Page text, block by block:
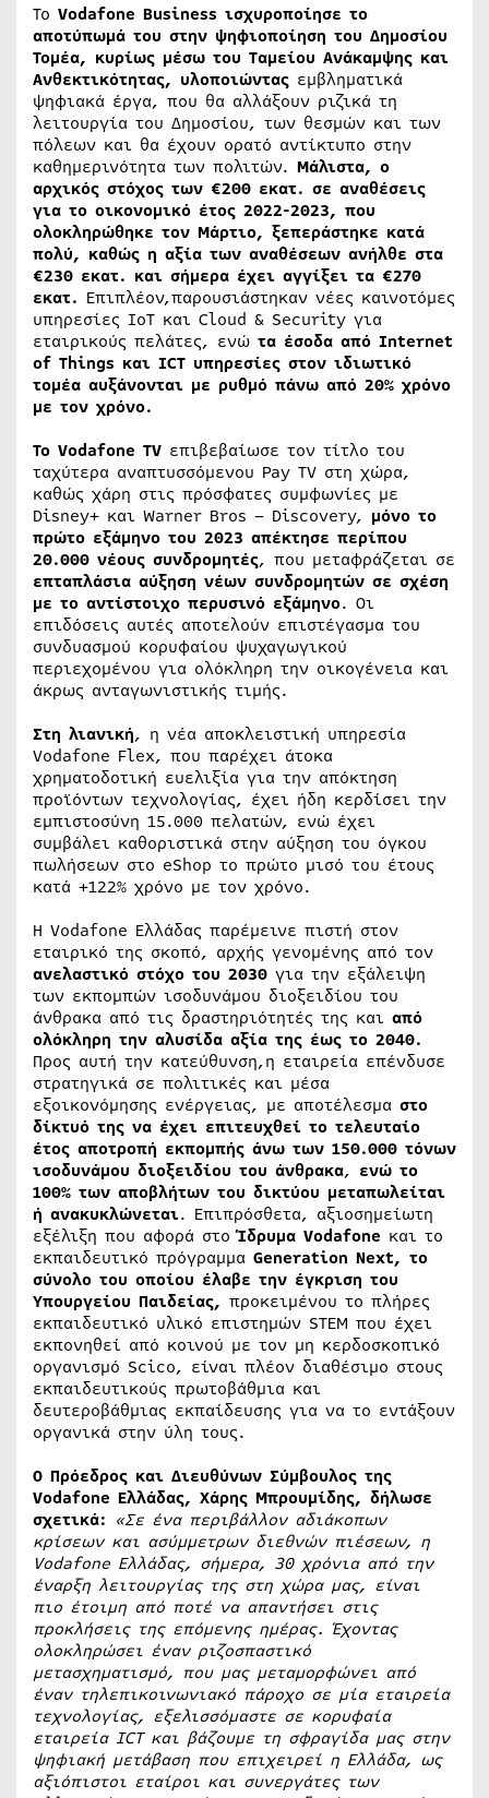
Το Vodafone Business ισχυροποίησε το
αποτύπωμά του στην ψηφιοποίηση του Δημοσίου
Τομέα, κυρίως μέσω του Ταμείου Ανάκαμψης και
Ανθεκτικότητας, υλοποιώντας εμβληματικά
ψηφιακά έργα, που θα αλλάξουν ριζικά τη
λειτουργία του Δημοσίου, των θεσμών και των
πόλεων και θα έχουν ορατό αντίκτυπο στην
καθημερινότητα των πολιτών. Μάλιστα, ο
αρχικός στόχος των €200 εκατ. σε αναθέσεις
για το οικονομικό έτος 2022-2023, που
ολοκληρώθηκε τον Μάρτιο, ξεπεράστηκε κατά
πολύ, καθώς η αξία των αναθέσεων ανήλθε στα
€230 εκατ. και σήμερα έχει αγγίξει τα €270
εκατ. Επιπλέον,παρουσιάστηκαν νέες καινοτόμες
υπηρεσίες IoT και Cloud & Security για
εταιρικούς πελάτες, ενώ τα έσοδα από Internet
of Things και ICT υπηρεσίες στον ιδιωτικό
τομέα αυξάνονται με ρυθμό πάνω από 20% χρόνο
με τον χρόνο.
Το Vodafone TV επιβεβαίωσε τον τίτλο του
ταχύτερα αναπτυσσόμενου Pay TV στη χώρα,
καθώς χάρη στις πρόσφατες συμφωνίες με
Disney+ και Warner Bros – Discovery, μόνο το
πρώτο εξάμηνο του 2023 απέκτησε περίπου
20.000 νέους συνδρομητές, που μεταφράζεται σε
επταπλάσια αύξηση νέων συνδρομητών σε σχέση
με το αντίστοιχο περυσινό εξάμηνο. Οι
επιδόσεις αυτές αποτελούν επιστέγασμα του
συνδυασμού κορυφαίου ψυχαγωγικού
περιεχομένου για ολόκληρη την οικογένεια και
άκρως ανταγωνιστικής τιμής.
Στη λιανική, η νέα αποκλειστική υπηρεσία
Vodafone Flex, που παρέχει άτοκα
χρηματοδοτική ευελιξία για την απόκτηση
προϊόντων τεχνολογίας, έχει ήδη κερδίσει την
εμπιστοσύνη 15.000 πελατών, ενώ έχει
συμβάλει καθοριστικά στην αύξηση του όγκου
πωλήσεων στο eShop το πρώτο μισό του έτους
κατά +122% χρόνο με τον χρόνο.
Η Vodafone Ελλάδας παρέμεινε πιστή στον
εταιρικό της σκοπό, αρχής γενομένης από τον
ανελαστικό στόχο του 2030 για την εξάλειψη
των εκπομπών ισοδυνάμου διοξειδίου του
άνθρακα από τις δραστηριότητές της και από
ολόκληρη την αλυσίδα αξία της έως το 2040.
Προς αυτή την κατεύθυνση,η εταιρεία επένδυσε
στρατηγικά σε πολιτικές και μέσα
εξοικονόμησης ενέργειας, με αποτέλεσμα στο
δίκτυό της να έχει επιτευχθεί το τελευταίο
έτος αποτροπή εκπομπής άνω των 150.000 τόνων
ισοδυνάμου διοξειδίου του άνθρακα, ενώ το
100% των αποβλήτων του δικτύου μεταπωλείται
ή ανακυκλώνεται. Επιπρόσθετα, αξιοσημείωτη
εξέλιξη που αφορά στοΊδρυμα Vodafone και το
εκπαιδευτικό πρόγραμμα Generation Next, το
σύνολο του οποίου έλαβε την έγκριση του
Υπουργείου Παιδείας, προκειμένου το πλήρες
εκπαιδευτικό υλικό επιστημών STEM που έχει
εκπονηθεί από κοινού με τον μη κερδοσκοπικό
οργανισμό Scico, είναι πλέον διαθέσιμο στους
εκπαιδευτικούς πρωτοβάθμια και
δευτεροβάθμιας εκπαίδευσης για να το εντάξουν
οργανικά στην ύλη τους.
Ο Πρόεδρος και Διευθύνων Σύμβουλος της
Vodafone Ελλάδας, Χάρης Μπρουμίδης, δήλωσε
σχετικά: «Σε ένα περιβάλλον αδιάκοπων
κρίσεων και ασύμμετρων διεθνών πιέσεων, η
Vodafone Ελλάδας, σήμερα, 30 χρόνια από την
έναρξη λειτουργίας της στη χώρα μας, είναι
πιο έτοιμη από ποτέ να απαντήσει στις
προκλήσεις της επόμενης ημέρας. Έχοντας
ολοκληρώσει έναν ριζοσπαστικό
μετασχηματισμό, που μας μεταμορφώνει από
έναν τηλεπικοινωνιακό πάροχο σε μία εταιρεία
τεχνολογίας, εξελισσόμαστε σε κορυφαία
εταιρεία ICTκαι βάζουμε τη σφραγίδα μας στην
ψηφιακή μετάβαση που επιχειρεί η Ελλάδα, ως
αξιόπιστοι εταίροι και συνεργάτες των